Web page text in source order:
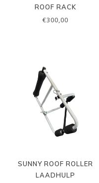
ROOF RACK
€300,00
SUNNY ROOF ROLLER
LAADHULP